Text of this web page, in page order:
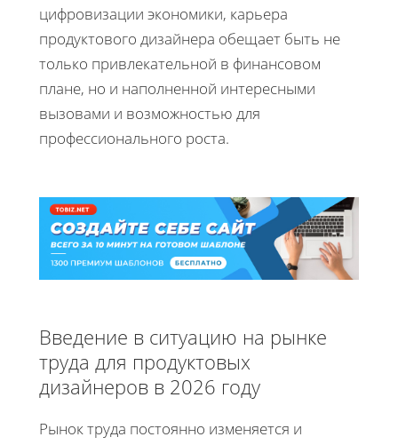
цифровизации экономики, карьера
продуктового дизайнера обещает быть не
только привлекательной в финансовом
плане, но и наполненной интересными
вызовами и возможностью для
профессионального роста.
Введение в ситуацию на рынке
труда для продуктовых
дизайнеров в 2026 году
Рынок труда постоянно изменяется и